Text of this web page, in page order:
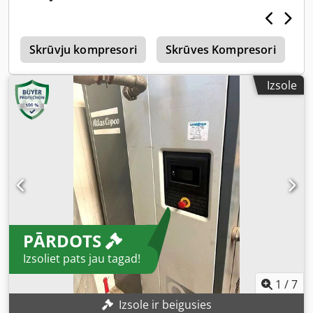
Skrūvju kompresori Skrūves Kompresori
Izsole
PĀRDOTS
Izsoliet pats jau tagad!
1 /7
Izsole ir beigusies